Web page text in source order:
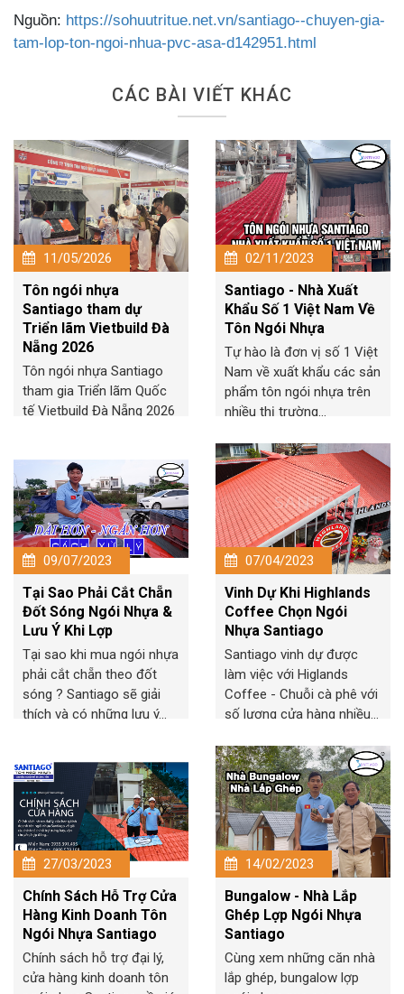
Nguồn: https://sohuutritue.net.vn/santiago--chuyen-gia-
tam-lop-ton-ngoi-nhua-pvc-asa-d142951.html
CÁC BÀI VIẾT KHÁC
11/05/2026
Tôn ngói nhựa
Santiago tham dự
Triển lãm Vietbuild Đà
Nẵng 2026
Tôn ngói nhựa Santiago
tham gia Triển lãm Quốc
tế Vietbuild Đà Nẵng 2026
02/11/2023
Santiago - Nhà Xuất
Khẩu Số 1 Việt Nam Về
Tôn Ngói Nhựa
Tự hào là đơn vị số 1 Việt
Nam về xuất khẩu các sản
phẩm tôn ngói nhựa trên
nhiều thị trường...
09/07/2023
Tại Sao Phải Cắt Chẵn
Đốt Sóng Ngói Nhựa &
Lưu Ý Khi Lợp
Tại sao khi mua ngói nhựa
phải cắt chẵn theo đốt
sóng ? Santiago sẽ giải
thích và có những lưu ý...
07/04/2023
Vinh Dự Khi Highlands
Coffee Chọn Ngói
Nhựa Santiago
Santiago vinh dự được
làm việc với Higlands
Coffee - Chuỗi cà phê với
số lượng cửa hàng nhiều...
27/03/2023
Chính Sách Hỗ Trợ Cửa
Hàng Kinh Doanh Tôn
Ngói Nhựa Santiago
Chính sách hỗ trợ đại lý,
cửa hàng kinh doanh tôn
14/02/2023
Bungalow - Nhà Lắp
Ghép Lợp Ngói Nhựa
Santiago
Cùng xem những căn nhà
lắp ghép, bungalow lợp